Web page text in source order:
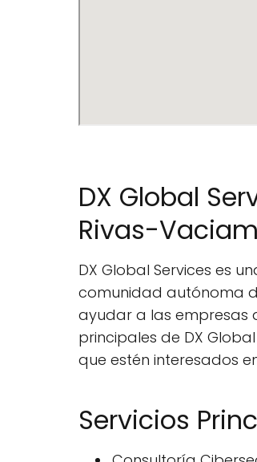
DX Global
Rivas-
DX Global Services es
comunidad autónoma
ayudar a las empresas
principales de DX
que estén interesados
Servicios